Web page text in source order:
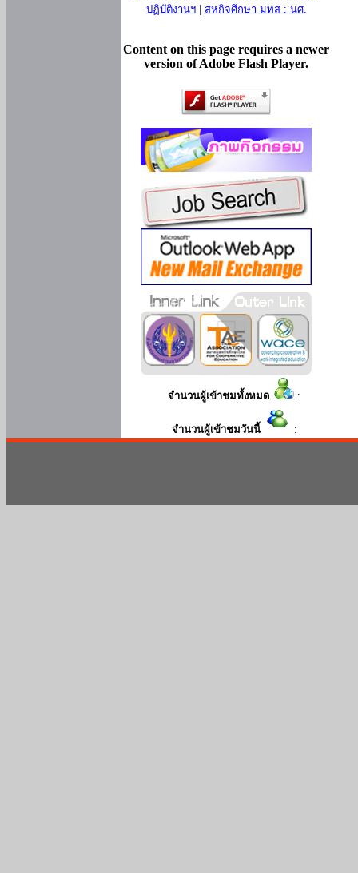
ปฏิบัติงานฯ| สหกิจศึกษา มทส : นศ.
Content on this page requires a newer
version of Adobe Flash Player.
จำนวนผู้เข้าชมทั้งหมด :
จำนวนผู้เข้าชมวันนี้ :